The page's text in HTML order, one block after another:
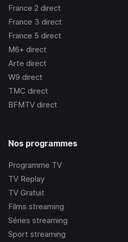
France 2 direct
France 3 direct
France 5 direct
M6+ direct
Arte direct
W9 direct
TMC direct
BFMTV direct
Nos programmes
Programme TV
TV Replay
TV Gratuit
Films streaming
Séries streaming
Sport streaming